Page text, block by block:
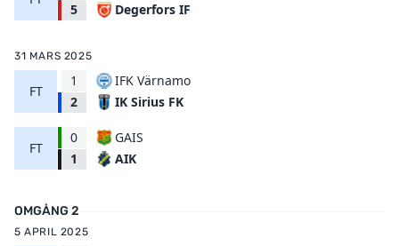
5
Degerfors IF
31 MARS 2025
FT
1
2
IFK Värnamo
IK Sirius FK
FT
0
1
GAIS
AIK
OMGÅNG 2
5 APRIL 2025